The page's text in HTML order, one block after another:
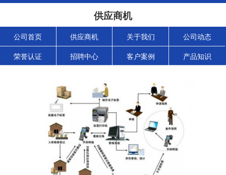
供应商机
公司首页 供应商机 关于我们 公司动态
荣誉认证 招聘中心 客户案例 产品知识